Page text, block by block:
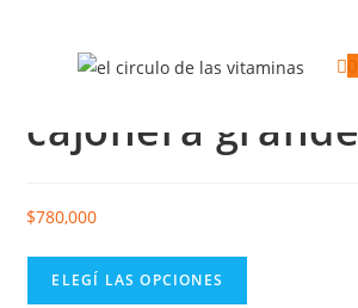
seleccionado:
cajonera grande
$780,000
ELEGÍ LAS OPCIONES